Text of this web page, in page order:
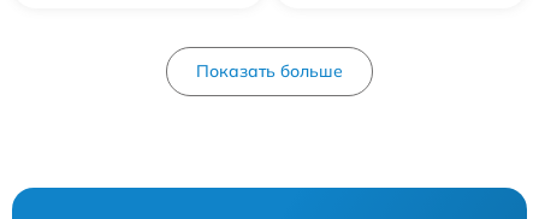
Показать больше